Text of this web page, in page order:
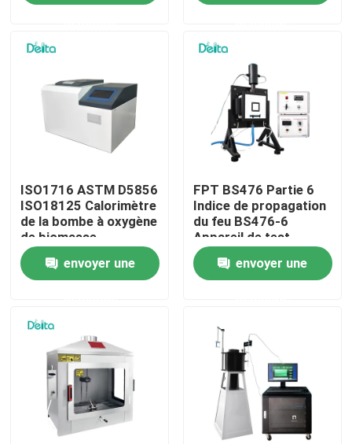
Vidéos
À propos de nous
Visite de l'usine
Contrôle de la qualité
Demandez un devis
Équipement d'essai électrique
Matériel d'essai au feu
ISO1716 ASTM D5856
ISO18125 Calorimètre
de la bombe à oxygène
de biomasse
Calorimètre de la
valeur calorifique du
charbon
envoyer une
FPT BS476 Partie 6
Indice de propagation
du feu BS476-6
Appareil de test
envoyer une